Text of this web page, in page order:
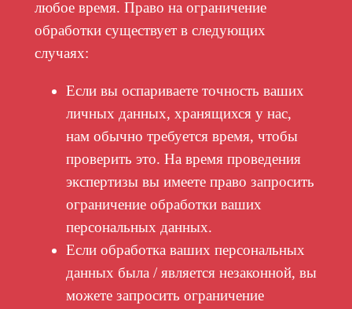
любое время. Право на ограничение
обработки существует в следующих
случаях:
Если вы оспариваете точность ваших
личных данных, хранящихся у нас,
нам обычно требуется время, чтобы
проверить это. На время проведения
экспертизы вы имеете право запросить
ограничение обработки ваших
персональных данных.
Если обработка ваших персональных
данных была / является незаконной, вы
можете запросить ограничение